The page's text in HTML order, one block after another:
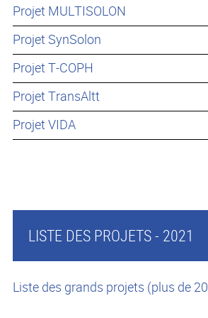
Projet MULTISOLON
Projet SynSolon
Projet T-COPH
Projet TransAltt
Projet VIDA
LISTE DES PROJETS - 2021
Liste des grands projets (plus de